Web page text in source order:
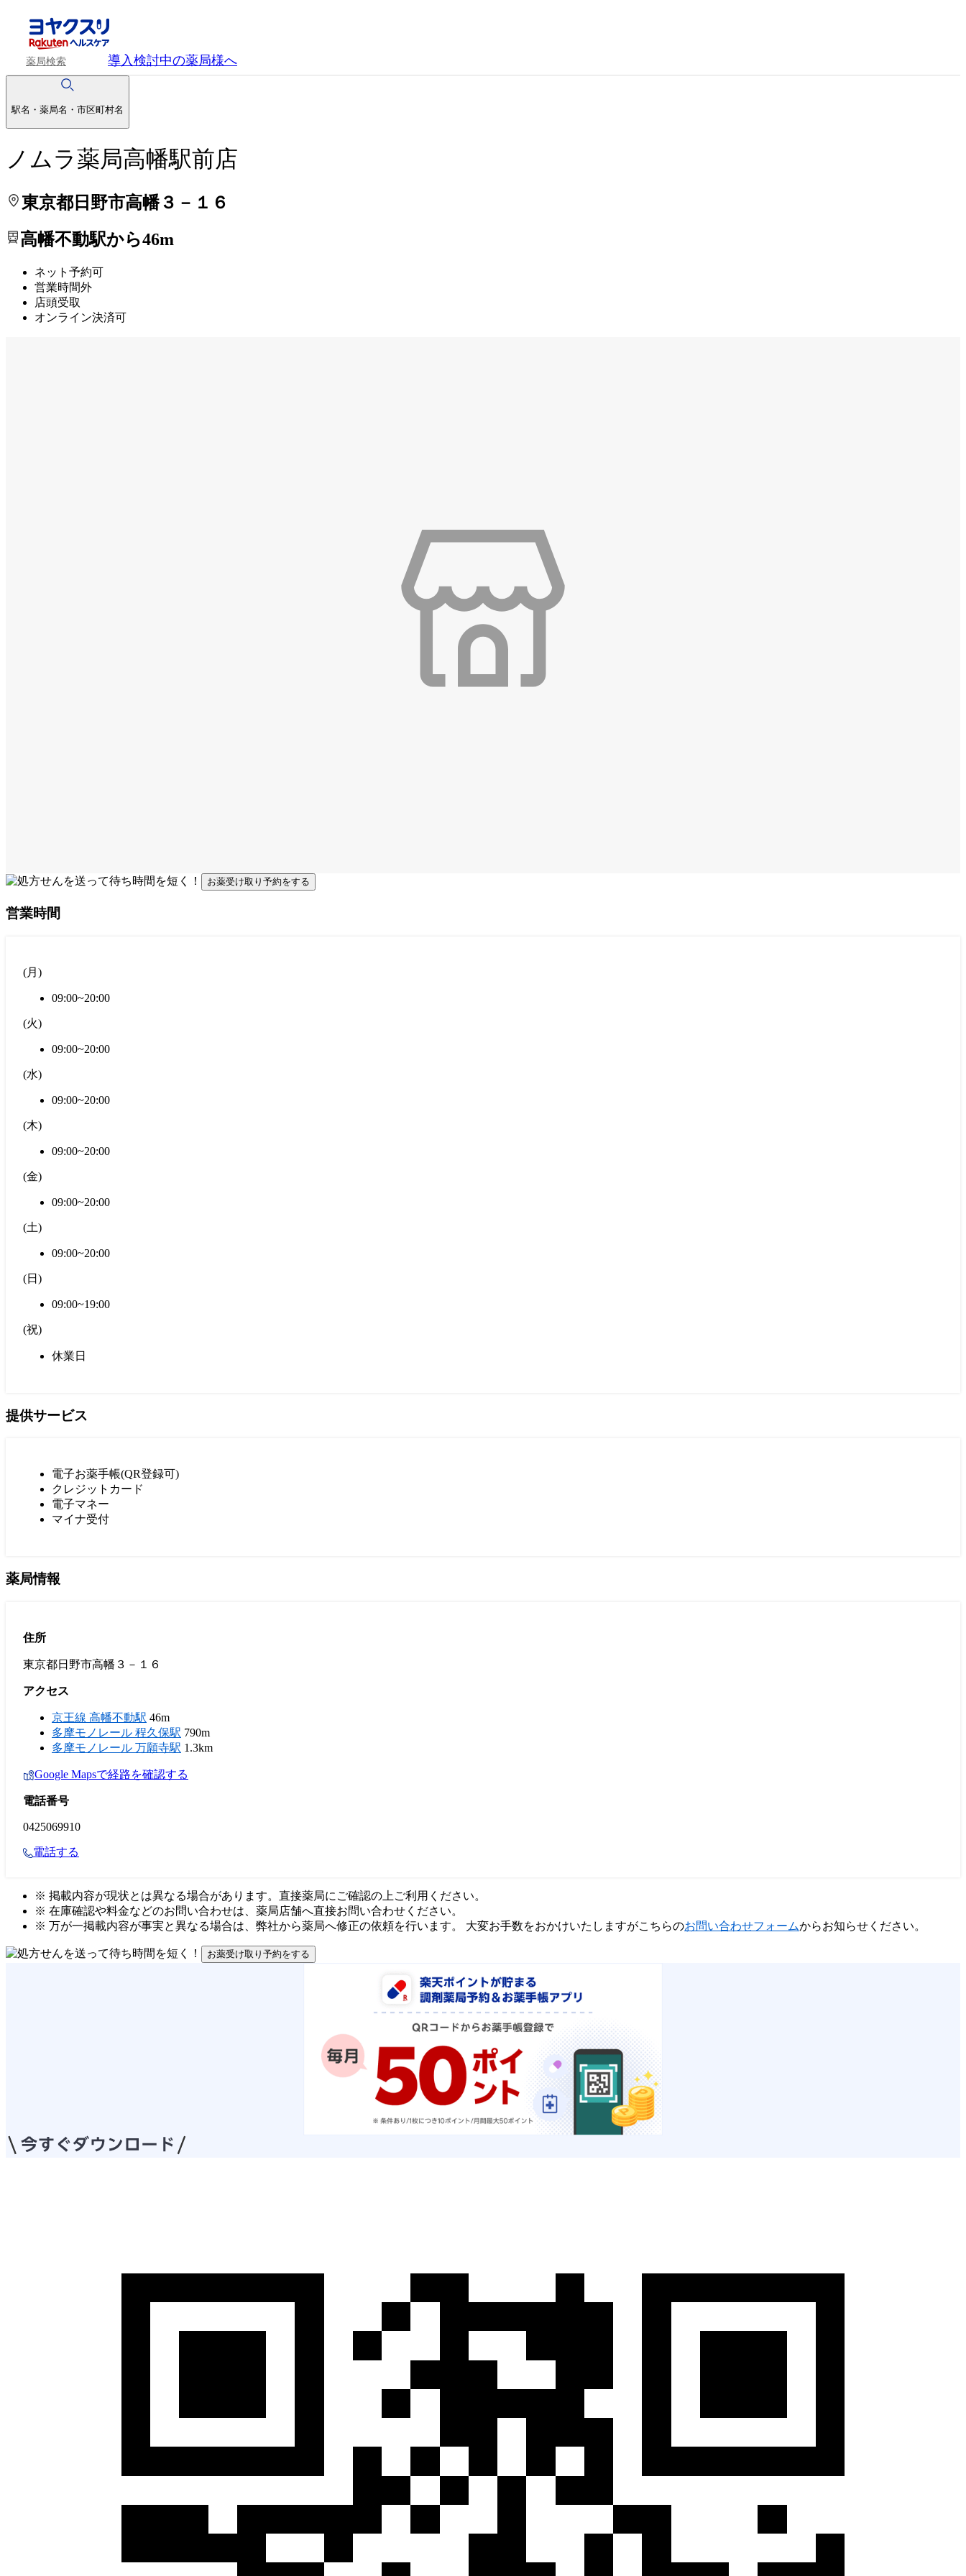
薬局検索 導入検討中の薬局様へ
駅名・薬局名・市区町村名
ノムラ薬局高幡駅前店
東京都日野市高幡３－１６
高幡不動駅から46m
ネット予約可
営業時間外
店頭受取
オンライン決済可
処方せんを送って待ち時間を短く！
お薬受け取り予約をする
営業時間
(月 )
09:00~20:00
(火)
09:00~20:00
(水)
09:00~20:00
(木)
09:00~20:00
(金)
09:00~20:00
(土)
09:00~20:00
(日 )
09:00~19:00
(祝)
休業日
提供サービス
電子お薬手帳(QR登録可)
クレジットカード
電子マネー
マイナ受付
薬局情報
住所
東京都日野市高幡３－１６
アクセス
京王線 高幡不動駅 46m
多摩モノレール 程久保駅 790m
多摩モノレール 万願寺駅 1.3km
Google Mapsで経路を確認する
電話番号
0425069910
電話する
※ 掲載内容が現状とは異なる場合があります。直接薬局にご確認の上ご利用ください。
※ 在庫確認や料金などのお問い合わせは、薬局店舗へ直接お問い合わせください。
※ 万が一掲載内容が事実と異なる場合は、弊社から薬局へ修正の依頼を行います。 大変お手数をおかけいたしますがこちらのお問い合わせフォームからお知らせください。
処方せんを送って待ち時間を短く！
お薬受け取り予約をする